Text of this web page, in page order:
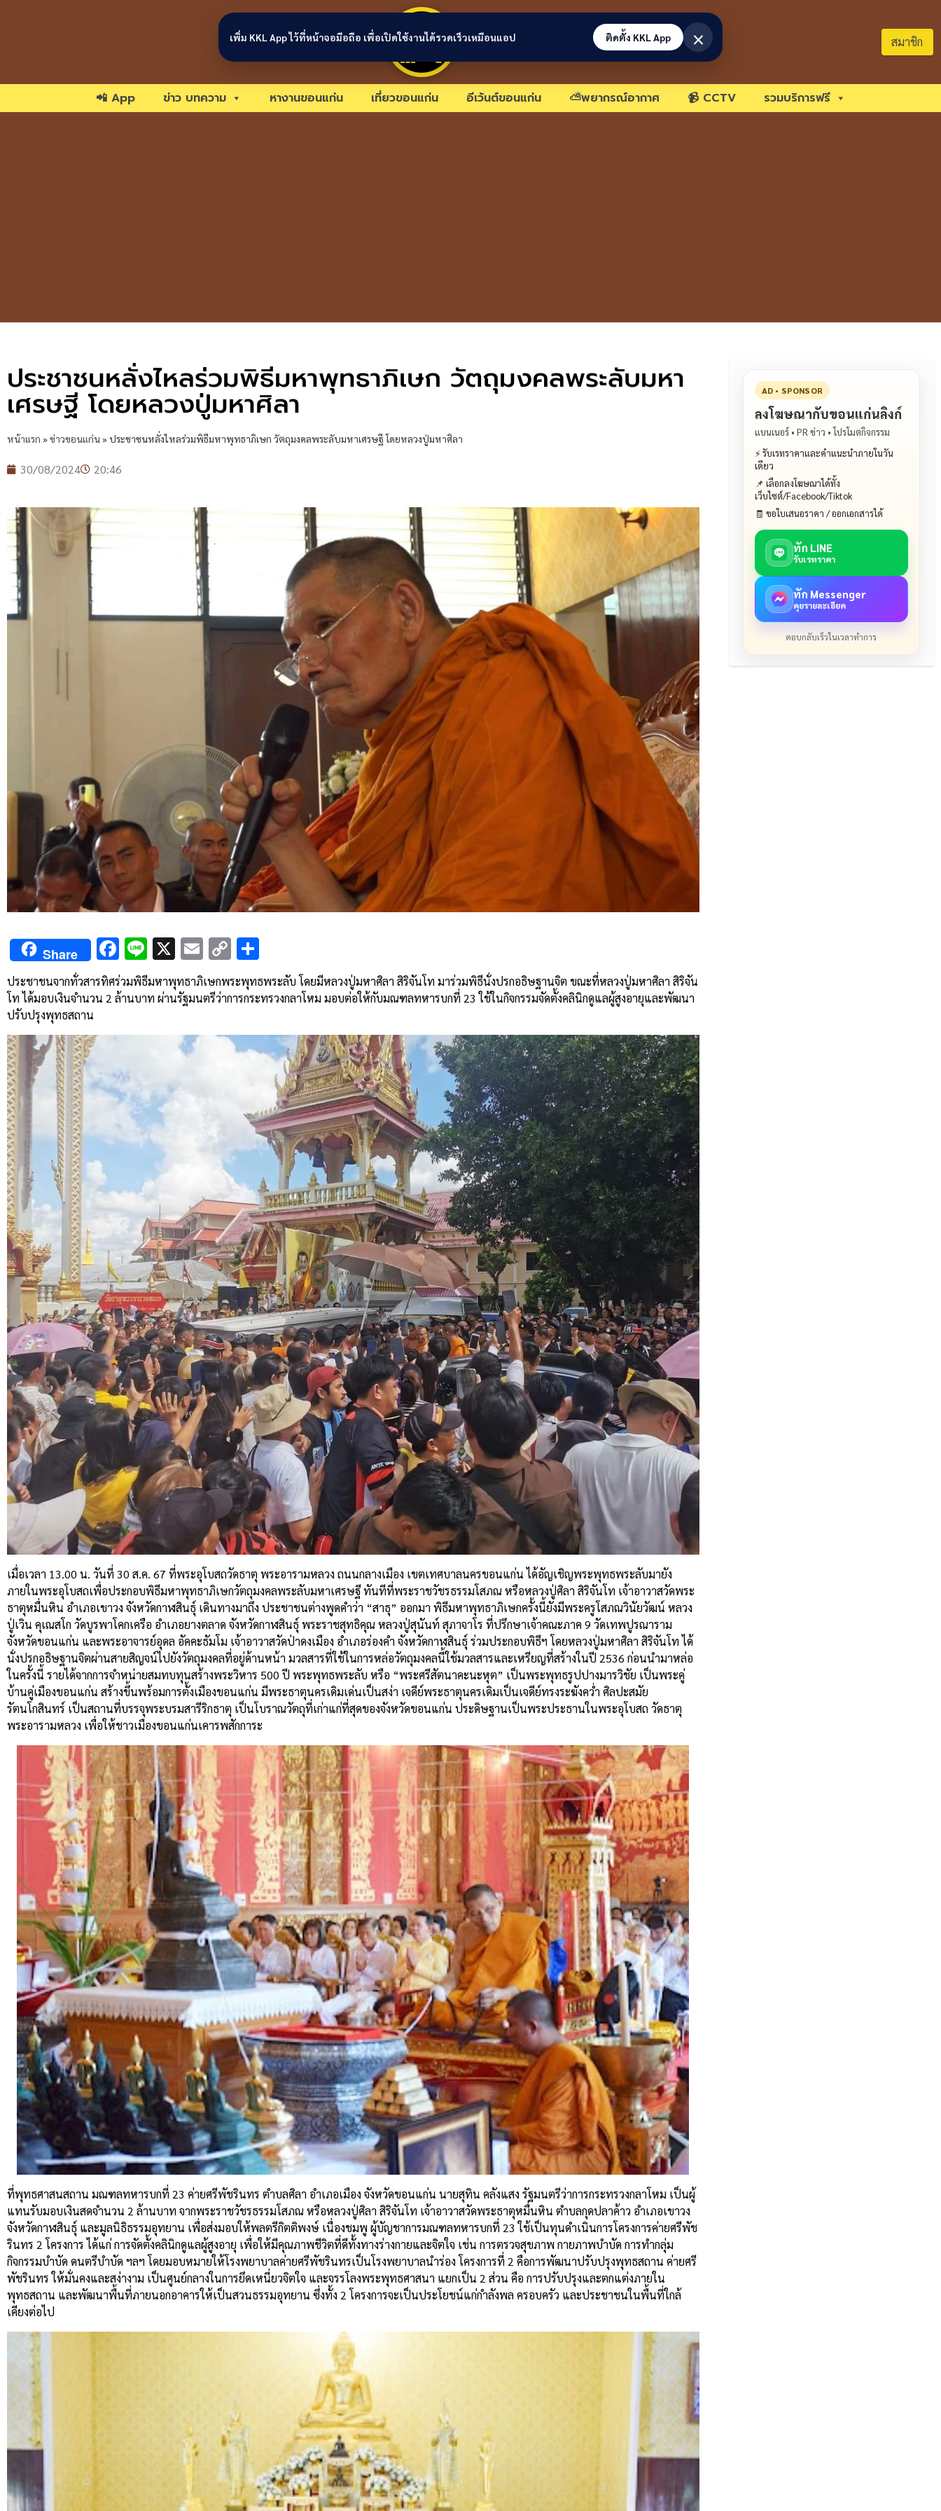
ขอนแก่นลิงก์ สมาชิก
📲 App ข่าว บทความ หางานขอนแก่น เที่ยวขอนแก่น อีเว้นต์ขอนแก่น ⛅พยากรณ์อากาศ 📹 CCTV รวมบริการฟรี
ประชาชนหลั่งไหลร่วมพิธีมหาพุทธาภิเษก วัตถุมงคลพระลับมหา
เศรษฐี โดยหลวงปู่มหาศิลา
หน้าแรก »ข่าวขอนแก่น» ประชาชนหลั่งไหลร่วมพิธีมหาพุทธาภิเษก วัตถุมงคลพระลับมหาเศรษฐี โดยหลวงปู่มหาศิลา
30/08/2024 20:46
Share Facebook
Line
X Email
Copy
Link
ประชาชนจากทั่วสารทิศร่วมพิธีมหาพุทธาภิเษกพระพุทธพระลับ โดยมีหลวงปู่มหาศิลา สิริจันโท มาร่วมพิธีนั่งปรกอธิษฐานจิต ขณะที่หลวงปู่มหาศิลา สิริจัน
โท ได้มอบเงินจำนวน 2 ล้านบาท ผ่านรัฐมนตรีว่าการกระทรวงกลาโหม มอบต่อให้กับมณฑลทหารบกที่ 23 ใช้ในกิจกรรมจัดตั้งคลินิกดูแลผู้สูงอายุและพัฒนา
ปรับปรุงพุทธสถาน
เมื่อเวลา 13.00 น. วันที่ 30 ส.ค. 67 ที่พระอุโบสถวัดธาตุ พระอารามหลวง ถนนกลางเมือง เขตเทศบาลนครขอนแก่น ได้อัญเชิญพระพุทธพระลับมายัง
ภายในพระอุโบสถเพื่อประกอบพิธีมหาพุทธาภิเษกวัตถุมงคลพระลับมหาเศรษฐี ทันทีที่พระราชวัชรธรรมโสภณ หรือหลวงปู่ศิลา สิริจันโท เจ้าอาวาสวัดพระ
ธาตุหมื่นหิน อำเภอเขาวง จังหวัดกาฬสินธุ์ เดินทางมาถึง ประชาชนต่างพูดคำว่า “สาธุ” ออกมา พิธีมหาพุทธาภิเษกครั้งนี้ยังมีพระครูโสภณวินัยวัฒน์ หลวง
ปู่เวิน คุเณสโก วัดบูรพาโคกเครือ อำเภอยางตลาด จังหวัดกาฬสินธุ์ พระราชสุทธิคุณ หลวงปู่สุนันท์ สุภาจาโร ที่ปรึกษาเจ้าคณะภาค 9 วัดเทพปูรณาราม
จังหวัดขอนแก่น และพระอาจารย์อุดล อัคคะธัมโม เจ้าอาวาสวัดป่าดงเมือง อำเภอร่องคำ จังหวัดกาฬสินธุ์ ร่วมประกอบพิธีฯ โดยหลวงปู่มหาศิลา สิริจันโท ได้
นั่งปรกอธิษฐานจิตผ่านสายสิญจน์ไปยังวัตถุมงคลที่อยู่ด้านหน้า มวลสารที่ใช้ในการหล่อวัตถุมงคลนี้ใช้มวลสารและเหรียญที่สร้างในปี 2536 ก่อนนำมาหล่อ
ในครั้งนี้ รายได้จากการจำหน่ายสมทบทุนสร้างพระวิหาร 500 ปี พระพุทธพระลับ หรือ “พระศรีสัตนาคะนะหุต” เป็นพระพุทธรูปปางมารวิชัย เป็นพระคู่
บ้านคู่เมืองขอนแก่น สร้างขึ้นพร้อมการตั้งเมืองขอนแก่น มีพระธาตุนครเดิมเด่นเป็นสง่า เจดีย์พระธาตุนครเดิมเป็นเจดีย์ทรงระฆังคว่ำ ศิลปะสมัย
รัตนโกสินทร์ เป็นสถานที่บรรจุพระบรมสารีริกธาตุ เป็นโบราณวัตถุที่เก่าแก่ที่สุดของจังหวัดขอนแก่น ประดิษฐานเป็นพระประธานในพระอุโบสถ วัดธาตุ
พระอารามหลวง เพื่อให้ชาวเมืองขอนแก่นเคารพสักการะ
ที่พุทธศาสนสถาน มณฑลทหารบกที่ 23 ค่ายศรีพัชรินทร ตำบลศิลา อำเภอเมือง จังหวัดขอนแก่น นายสุทิน คลังแสง รัฐมนตรีว่าการกระทรวงกลาโหม เป็นผู้
แทนรับมอบเงินสดจำนวน 2 ล้านบาท จากพระราชวัชรธรรมโสภณ หรือหลวงปู่ศิลา สิริจันโท เจ้าอาวาสวัดพระธาตุหมื่นหิน ตำบลกุดปลาค้าว อำเภอเขาวง
จังหวัดกาฬสินธุ์ และมูลนิธิธรรมอุทยาน เพื่อส่งมอบให้พลตรีกิตติพงษ์ เนื่องชมพู ผู้บัญชาการมณฑลทหารบกที่ 23 ใช้เป็นทุนดำเนินการโครงการค่ายศรีพัช
รินทร 2 โครงการ ได้แก่ การจัดตั้งคลินิกดูแลผู้สูงอายุ เพื่อให้มีคุณภาพชีวิตที่ดีทั้งทางร่างกายและจิตใจ เช่น การตรวจสุขภาพ กายภาพบำบัด การทำกลุ่ม
กิจกรรมบำบัด ดนตรีบำบัด ฯลฯ โดยมอบหมายให้โรงพยาบาลค่ายศรีพัชรินทรเป็นโรงพยาบาลนำร่อง โครงการที่ 2 คือการพัฒนาปรับปรุงพุทธสถาน ค่ายศรี
พัชรินทร ให้มั่นคงและสง่างาม เป็นศูนย์กลางในการยึดเหนี่ยวจิตใจ และจรรโลงพระพุทธศาสนา แยกเป็น 2 ส่วน คือ การปรับปรุงและตกแต่งภายใน
พุทธสถาน และพัฒนาพื้นที่ภายนอกอาคารให้เป็นสวนธรรมอุทยาน ซึ่งทั้ง 2 โครงการจะเป็นประโยชน์แก่กำลังพล ครอบครัว และประชาชนในพื้นที่ใกล้
เคียงต่อไป
AD • SPONSOR
ลงโฆษณากับขอนแก่นลิงก์
แบนเนอร์ • PR ข่าว • โปรโมตกิจกรรม
⚡ รับเรทราคาและคำแนะนำภายในวัน
เดียว
📌 เลือกลงโฆษณาได้ทั้ง
เว็บไซต์/Facebook/Tiktok
🧾 ขอใบเสนอราคา / ออกเอกสารได้
ทัก LINE
รับเรทราคา
ทัก Messenger
คุยรายละเอียด
ตอบกลับเร็วในเวลาทำการ
เพิ่ม KKL App ไว้ที่หน้าจอมือถือ เพื่อเปิดใช้งานได้รวดเร็วเหมือนแอป ติดตั้ง KKL App ×